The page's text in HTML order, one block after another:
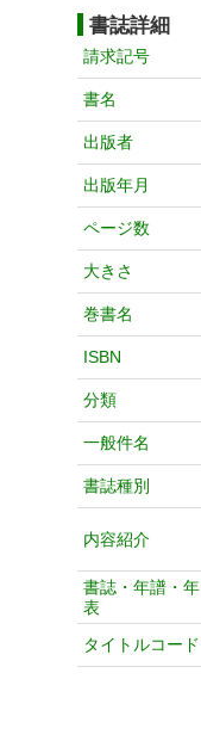
書誌詳細
請求記号
書名
出版者
出版年月
ページ数
大きさ
巻書名
ISBN
分類
一般件名
書誌種別
内容紹介
書誌・年譜・年
表
タイトルコード